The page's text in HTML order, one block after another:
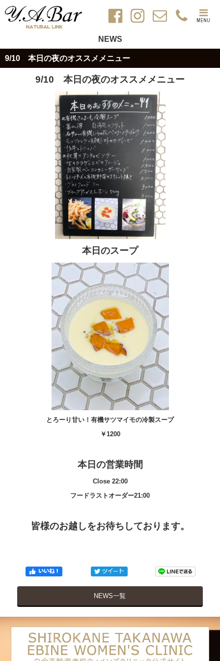
MENU
NEWS
9/10 本日の夜のオススメメニュー
9/10 本日の夜のオススメメニュー
本日のスープ
とろーり甘い！有機サツマイモの冷製スープ
￥1200
本日の営業時間
Close 22:00
フードラストオーダー21:00
皆様のお越しをお待ちしております。
NEWS一覧